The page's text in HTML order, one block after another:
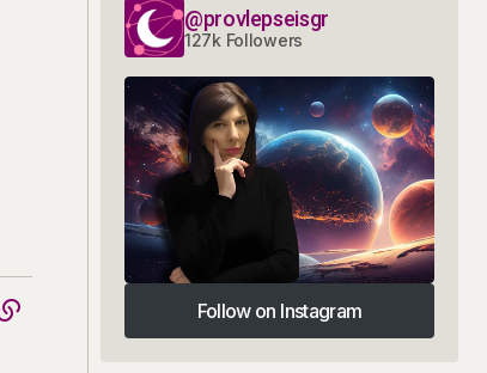
@provlepseisgr
127k Followers
Follow on Instagram
Follow on Instagram